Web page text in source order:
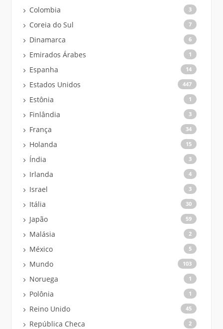
Colombia 3
Coreia do Sul 7
Dinamarca 6
Emirados Árabes 1
Espanha 14
Estados Unidos 447
Estônia 1
Finlândia 3
França 34
Holanda 15
Índia 3
Irlanda 4
Israel 3
Itália 30
Japão 59
Malásia 2
México 5
Mundo 103
Noruega 1
Polônia 1
Reino Unido 45
República Checa 2